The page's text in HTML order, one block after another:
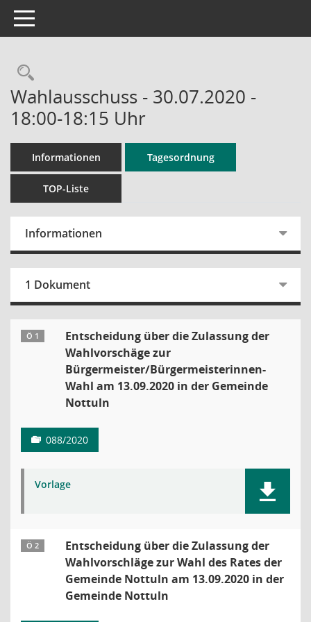
Toggle navigation
Rechercheauswahl
Wahlausschuss - 30.07.2020 -
18:00-18:15 Uhr
Informationen Tagesordnung
TOP-Liste
Informationen
1 Dokument
Ö 1
Entscheidung über die Zulassung der
Wahlvorschäge zur
Bürgermeister/Bürgermeisterinnen-
Wahl am 13.09.2020 in der Gemeinde
Nottuln
088/2020
Vorlage
Ö 2
Entscheidung über die Zulassung der
Wahlvorschläge zur Wahl des Rates der
Gemeinde Nottuln am 13.09.2020 in der
Gemeinde Nottuln